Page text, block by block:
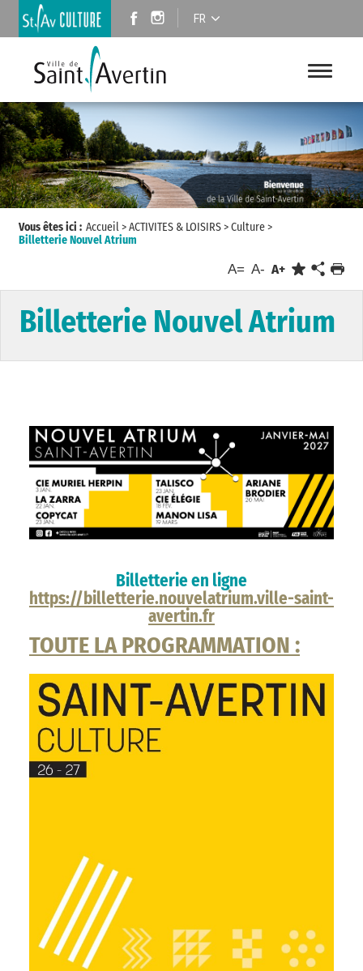
FR
Vous êtes ici : Accueil>ACTIVITES & LOISIRS>Culture>
Billetterie Nouvel Atrium
A= A- A+
Billetterie Nouvel Atrium
Billetterie en ligne
https://billetterie.nouvelatrium.ville-saint-
avertin.fr
TOUTE LA PROGRAMMATION :